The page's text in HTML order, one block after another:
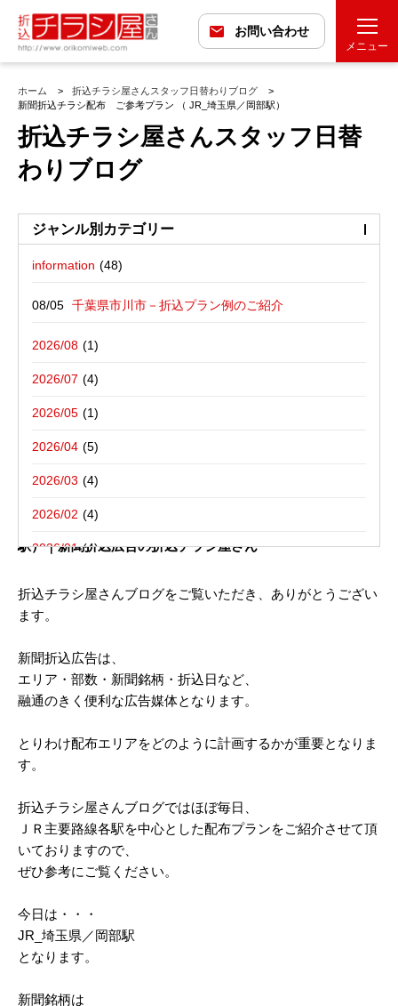
お問い合わせ
メニュー
ホーム
折込チラシ屋さんスタッフ日替わりブログ
新聞折込チラシ配布 ご参考プラン （ JR_埼玉県／岡部駅）
折込チラシ屋さんスタッフ日替
わりブログ
ジャンル別カテゴリー
information
折込広告配布プラン
最近の投稿
千葉県市川市－折込プラン例のご紹介
千葉県松戸市－折込プラン例のご紹介
愛媛県松山市－折込プラン例のご紹介
栃木県宇都宮市－折込プラン例のご紹介
東京都八王子市－折込プラン例のご紹介
バックナンバー
2026/08
2026/07
2026/05
2026/04
2026/03
2026/02
2026/01
2025/10
2025/08
2025/07
2025/05
2025/03
2025/02
2024/12
2024/11
デザイン・チラシ・印刷・折込配布を
一括でお受けする折込チラシ屋さんブ
新聞折込チラシ配布 ご参考プラン （ JR_埼玉県／岡部
駅）｜新聞折込広告の折込チラシ屋さん
折込チラシ屋さんブログをご覧いただき、ありがとうござい
ます。
新聞折込広告は、
エリア・部数・新聞銘柄・折込日など、
融通のきく便利な広告媒体となります。
とりわけ配布エリアをどのように計画するかが重要となりま
す。
折込チラシ屋さんブログではほぼ毎日、
ＪＲ主要路線各駅を中心とした配布プランをご紹介させて頂
いておりますので、
ぜひ参考にご覧ください。
今日は・・・
JR_埼玉県／岡部駅
となります。
新聞銘柄は